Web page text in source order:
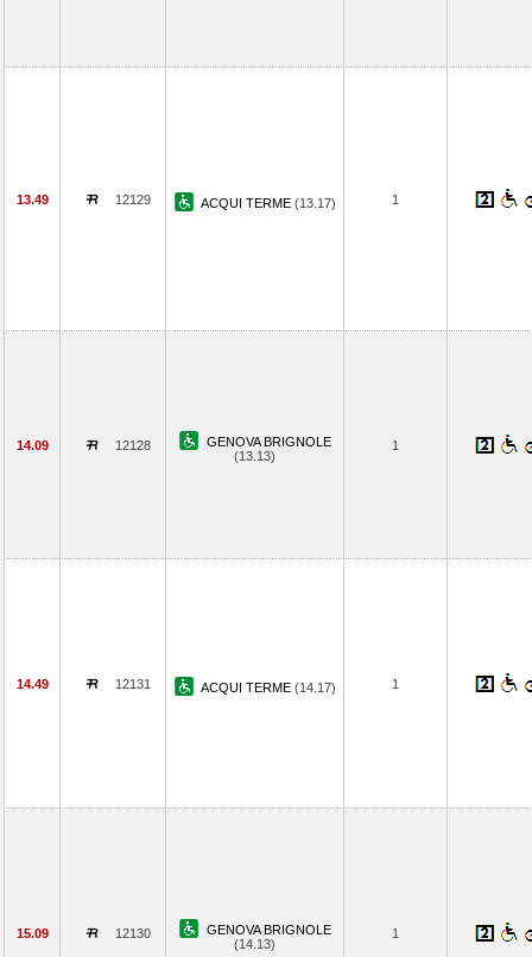
13.49 12129 ACQUI TERME (13.17) 1
14.09 12128
GENOVA BRIGNOLE
(13.13)
1
14.49 12131 ACQUI TERME (14.17) 1
15.09 12130
GENOVA BRIGNOLE
(14.13)
1